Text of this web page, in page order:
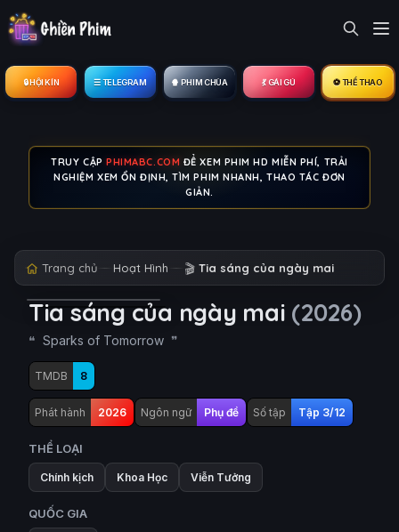
🔒︎ HỘI KÍN ☰ TELEGRAM 🍿 PHIM CHÙA 💃 GÁI GÚ ⚽ THỂ THAO
TRUY CẬPPHIMABC.COM ĐỂ XEM PHIM HD MIỄN PHÍ, TRẢI
NGHIỆM XEM ỔN ĐỊNH, TÌM PHIM NHANH, THAO TÁC ĐƠN
GIẢN.
Trang chủ Hoạt Hình 🎬 Tia sáng của ngày mai
Tia sáng của ngày mai (2026)
Sparks of Tomorrow
TMDB 8
Phát hành 2026 Ngôn ngữ Phụ đề Số tập Tập 3/12
THỂ LOẠI
Chính kịch Khoa Học Viễn Tưởng
QUỐC GIA